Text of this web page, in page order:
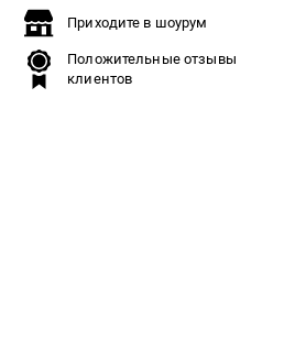
Приходите в шоурум
Положительные отзывы
клиентов